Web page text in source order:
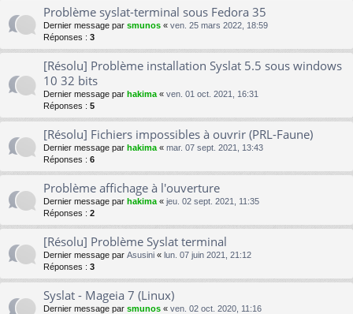
Problème syslat-terminal sous Fedora 35
Dernier message par smunos « ven. 25 mars 2022, 18:59
Réponses : 3
[Résolu] Problème installation Syslat 5.5 sous windows
10 32 bits
Dernier message par hakima « ven. 01 oct. 2021, 16:31
Réponses : 5
[Résolu] Fichiers impossibles à ouvrir (PRL-Faune)
Dernier message par hakima « mar. 07 sept. 2021, 13:43
Réponses : 6
Problème affichage à l'ouverture
Dernier message par hakima « jeu. 02 sept. 2021, 11:35
Réponses : 2
[Résolu] Problème Syslat terminal
Dernier message par Asusini « lun. 07 juin 2021, 21:12
Réponses : 3
Syslat - Mageia 7 (Linux)
Dernier message par smunos « ven. 02 oct. 2020, 11:16